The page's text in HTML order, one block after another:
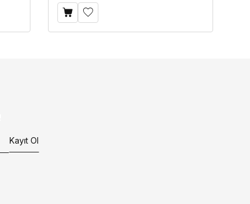
Kayıt Ol